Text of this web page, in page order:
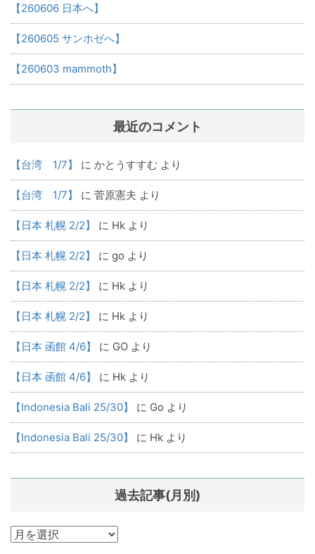
【260606 日本へ】
【260605 サンホゼへ】
【260603 mammoth】
最近のコメント
【台湾 1/7】 に かとうすすむ より
【台湾 1/7】 に 菅原憲夫 より
【日本 札幌 2/2】 に Hk より
【日本 札幌 2/2】 に go より
【日本 札幌 2/2】 に Hk より
【日本 札幌 2/2】 に Hk より
【日本 函館 4/6】 に GO より
【日本 函館 4/6】 に Hk より
【Indonesia Bali 25/30】 に Go より
【Indonesia Bali 25/30】 に Hk より
過去記事(月別)
過